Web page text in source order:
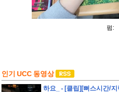
펌:
인기 UCC 동영상
하요_ - [클립][뻐스시간/